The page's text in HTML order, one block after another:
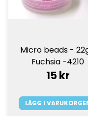
Micro beads -
Fuchsia -4210
15 kr
LÄGG I